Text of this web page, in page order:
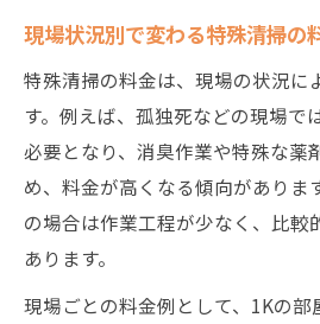
現場状況別で変わる特殊清掃の
特殊清掃の料金は、現場の状況に
す。例えば、孤独死などの現場で
必要となり、消臭作業や特殊な薬
め、料金が高くなる傾向がありま
の場合は作業工程が少なく、比較
あります。
現場ごとの料金例として、1Kの